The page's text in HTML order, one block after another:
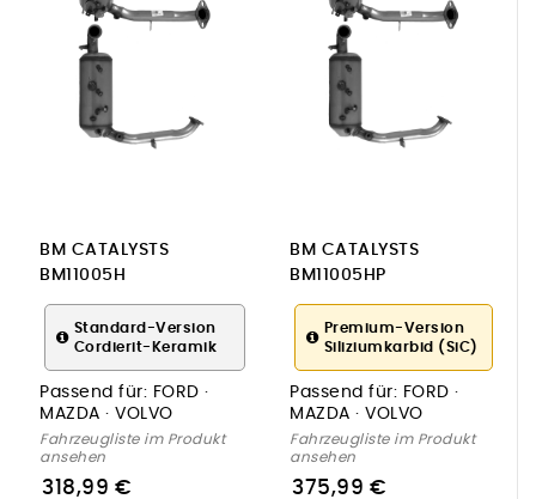
BM CATALYSTS
BM11005H
Ruß-/Partikelfilter,
Abgasanlage
Standard-Version
Cordierit-Keramik
Passend für: FORD ·
MAZDA · VOLVO
Fahrzeugliste im Produkt
ansehen
318,99 €
BM CATALYSTS
BM11005HP
Ruß-/Partikelfilter,
Abgasanlage
Premium-Version
Siliziumkarbid (SiC)
Passend für: FORD ·
MAZDA · VOLVO
Fahrzeugliste im Produkt
ansehen
375,99 €